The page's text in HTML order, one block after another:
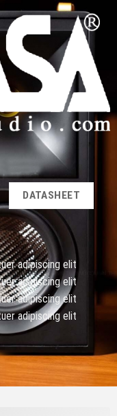
DATASHEET
adipiscing elit
adipiscing elit
adipiscing elit
adipiscing elit